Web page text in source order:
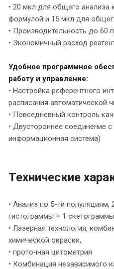
• 20 мкл для общего анализа
формулой и 15 мкл для
• Производительность до 60
• Экономичный расход
Удобное программное
работу и управление:
• Настройка референтного
расписания автоматической
• Повседневный контроль
• Двустороннее соединение
информационная система)
Технические
• Анализ по 5-ти популяциям,
гистограммы + 1 скетограммы
• Лазерная технология,
химической окраски,
• проточная цитометрия
• Комбинация независимого